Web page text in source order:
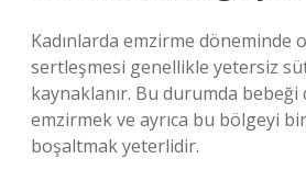
Kadınlarda emzirme döneminde
sertleşmesi genellikle yetersiz
kaynaklanır. Bu durumda
emzirmek ve ayrıca bu bölgeyi
boşaltmak yeterlidir.